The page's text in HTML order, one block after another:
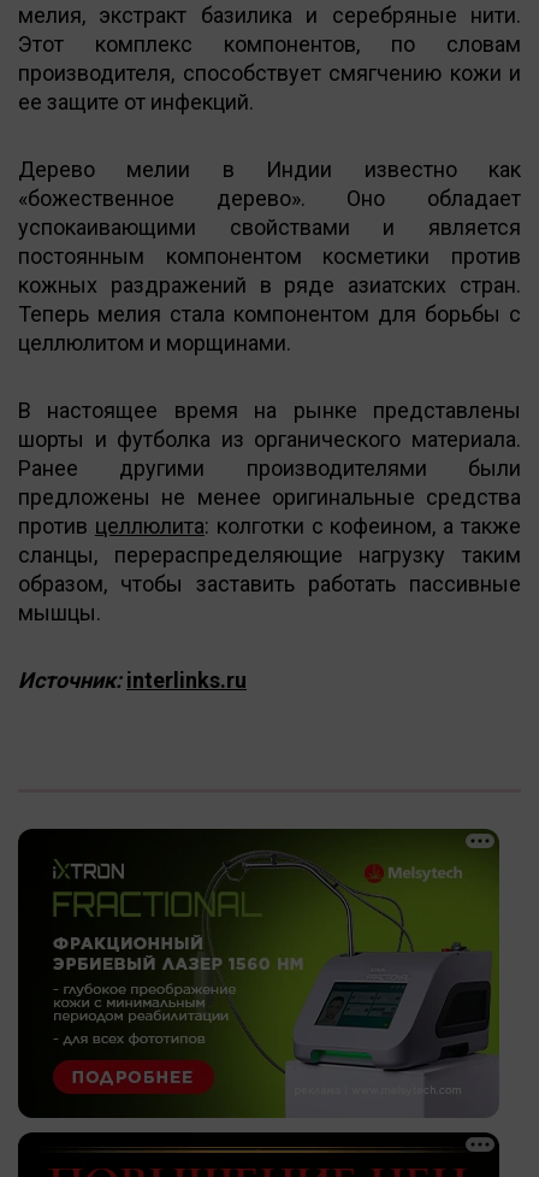
мелия, экстракт базилика и серебряные нити.
Этот комплекс компонентов, по словам
производителя, способствует смягчению кожи и
ее защите от инфекций.
Дерево мелии в Индии известно как
«божественное дерево». Оно обладает
успокаивающими свойствами и является
постоянным компонентом косметики против
кожных раздражений в ряде азиатских стран.
Теперь мелия стала компонентом для борьбы с
целлюлитом и морщинами.
В настоящее время на рынке представлены
шорты и футболка из органического материала.
Ранее другими производителями были
предложены не менее оригинальные средства
против целлюлита: колготки с кофеином, а также
сланцы, перераспределяющие нагрузку таким
образом, чтобы заставить работать пассивные
мышцы.
Источник: interlinks.ru